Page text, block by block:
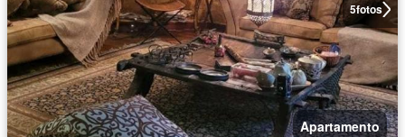
5fotos
Apartamento